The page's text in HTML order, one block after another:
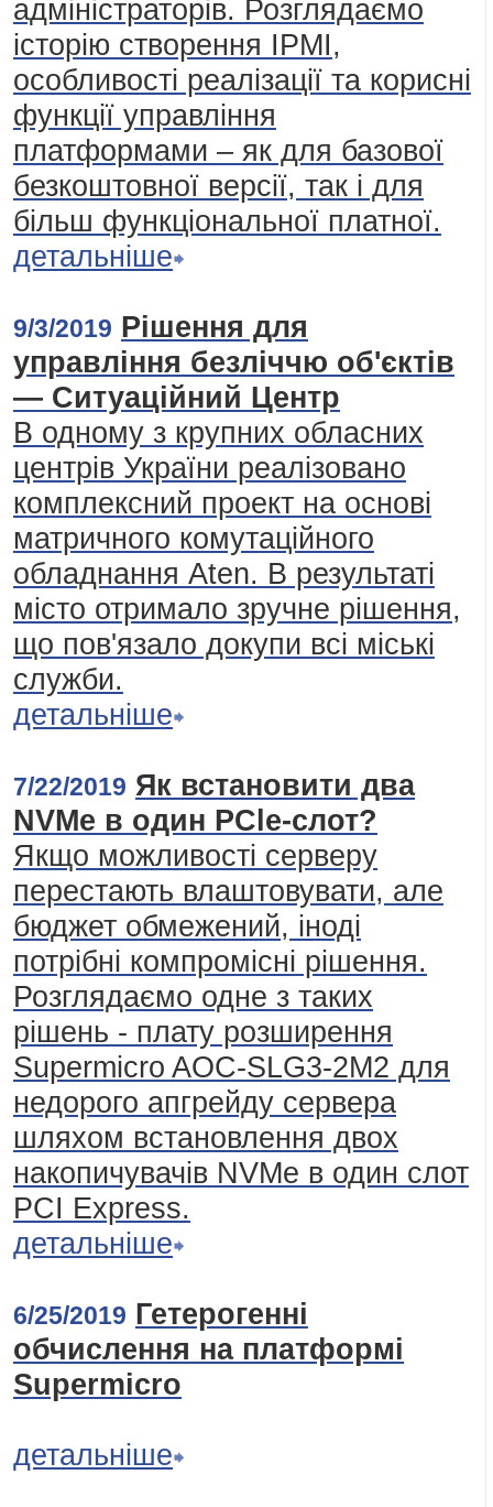
адміністраторів. Розглядаємо
історію створення IPMI,
особливості реалізації та корисні
функції управління
платформами – як для базової
безкоштовної версії, так і для
більш функціональної платної.
детальніше
9/3/2019 Рішення для
управління безліччю об'єктів
— Ситуаційний Центр
В одному з крупних обласних
центрів України реалізовано
комплексний проект на основі
матричного комутаційного
обладнання Aten. В результаті
місто отримало зручне рішення,
що пов'язало докупи всі міські
служби.
детальніше
7/22/2019 Як встановити два
NVMe в один PCle-слот?
Якщо можливості серверу
перестають влаштовувати, але
бюджет обмежений, іноді
потрібні компромісні рішення.
Розглядаємо одне з таких
рішень - плату розширення
Supermicro AOC-SLG3-2M2 для
недорого апгрейду сервера
шляхом встановлення двох
накопичувачів NVMe в один слот
PCI Express.
детальніше
6/25/2019 Гетерогенні
обчислення на платформі
Supermicro
детальніше